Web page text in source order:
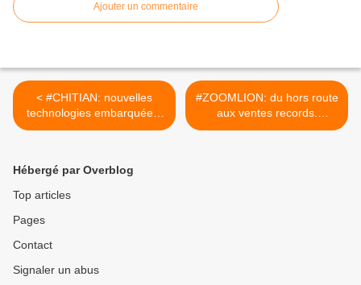
Ajouter un commentaire
< #CHITIAN: nouvelles
technologies embarquées.
[reddit.CHINACIRTtech]
#ZOOMLION: du hors route
aux ventes records.
[reddit.CHINACIRTtech] >
Hébergé par Overblog
Top articles
Pages
Contact
Signaler un abus